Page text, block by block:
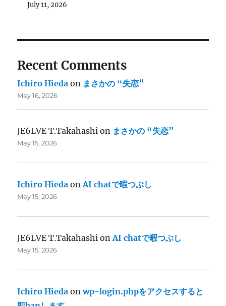
July 11, 2026
Recent Comments
Ichiro Hieda on まさかの “失恋”
May 16, 2026
JE6LVE T.Takahashi on まさかの “失恋”
May 15, 2026
Ichiro Hieda onAI chatで暇つぶし
May 15, 2026
JE6LVE T.Takahashi onAI chatで暇つぶし
May 15, 2026
Ichiro Hieda onwp-login.phpをアクセスすると